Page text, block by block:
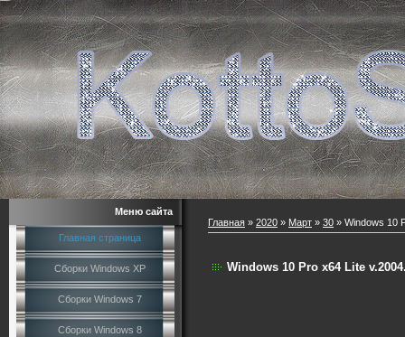
Меню сайта
Главная страница
Сборки Windows XP
Сборки Windows 7
Сборки Windows 8
Главная » 2020 » Март » 30 » Windows 10
Windows 10 Pro x64 Lite